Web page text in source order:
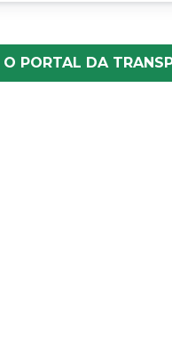
O PORTAL DA